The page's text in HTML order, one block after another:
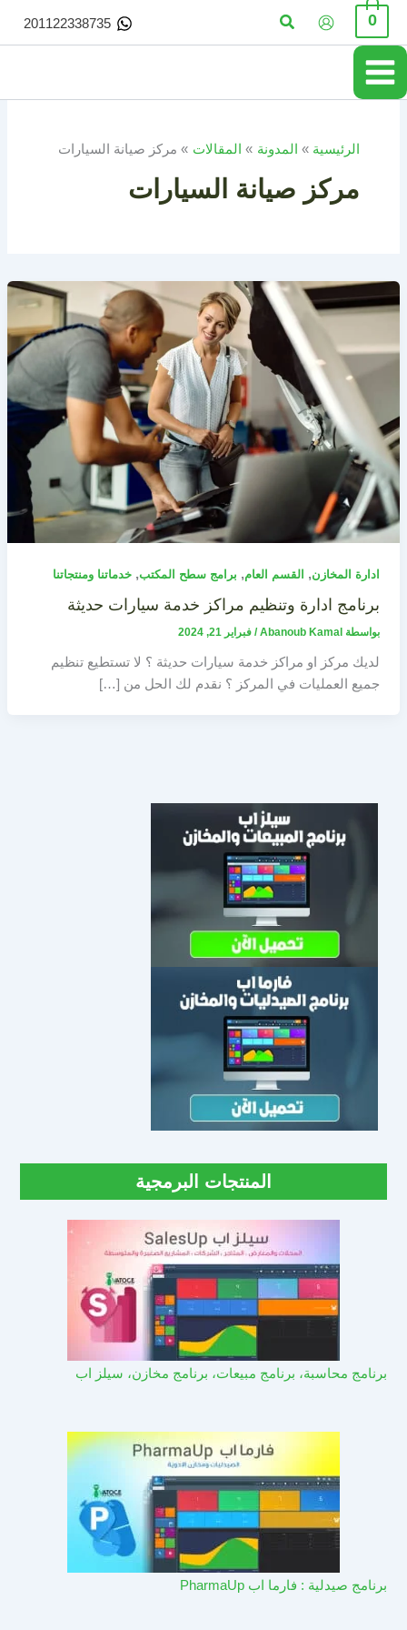
تخطي
المحتوى
0 البحث 201122338735
الرئيسية المدونة المقالات مركز صيانة السيارات
مركز صيانة السيارات
ادارة المخازن, القسم العام, برامج سطح المكتب, خدماتنا ومنتجاتنا
برنامج ادارة وتنظيم مراكز خدمة سيارات حديثة
بواسطة Abanoub Kamal
/ فبراير 21, 2024
لديك مركز او مراكز خدمة سيارات حديثة ؟ لا تستطيع تنظيم
جميع العمليات في المركز ؟ نقدم لك الحل من […]
المنتجات البرمجية
برنامج محاسبة، برنامج مبيعات، برنامج مخازن، سيلز اب
برنامج صيدلية : فارما اب PharmaUp​